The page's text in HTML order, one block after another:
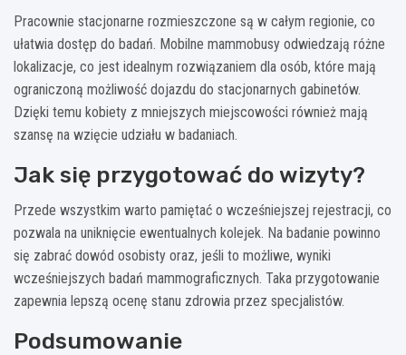
Pracownie stacjonarne rozmieszczone są w całym regionie, co
ułatwia dostęp do badań. Mobilne mammobusy odwiedzają różne
lokalizacje, co jest idealnym rozwiązaniem dla osób, które mają
ograniczoną możliwość dojazdu do stacjonarnych gabinetów.
Dzięki temu kobiety z mniejszych miejscowości również mają
szansę na wzięcie udziału w badaniach.
Jak się przygotować do wizyty?
Przede wszystkim warto pamiętać o wcześniejszej rejestracji, co
pozwala na uniknięcie ewentualnych kolejek. Na badanie powinno
się zabrać dowód osobisty oraz, jeśli to możliwe, wyniki
wcześniejszych badań mammograficznych. Taka przygotowanie
zapewnia lepszą ocenę stanu zdrowia przez specjalistów.
Podsumowanie